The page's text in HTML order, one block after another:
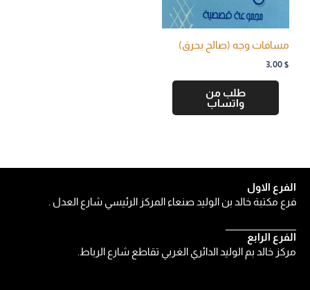
مسافات وجه (صالح بحرق)
3,00 $
طلب من
واتساب
الفرع الاول
فرع مكتبة خالد بن الوليد صنعاء المركز الرئيسي شارع العدل .
الفرع الرابع
مركز خالد بم الوليد الدائري الغربي تقاطع شارع الرباط.